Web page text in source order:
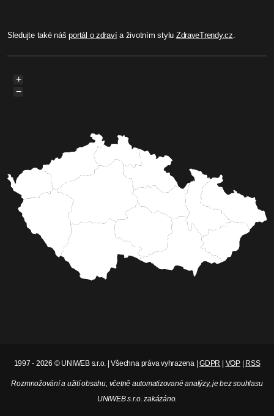
Sledujte také nášportál o zdravía životním stylu ZdraveTrendy.cz
+
−
1997 - 2026 © UNIWEB s.r.o. | Všechna práva vyhrazena |GDPR | VOP| RSS
Rozmnožování a užití obsahu, včetně automatizované analýzy, je bez souhlasu
UNIWEB s.r.o. zakázáno.